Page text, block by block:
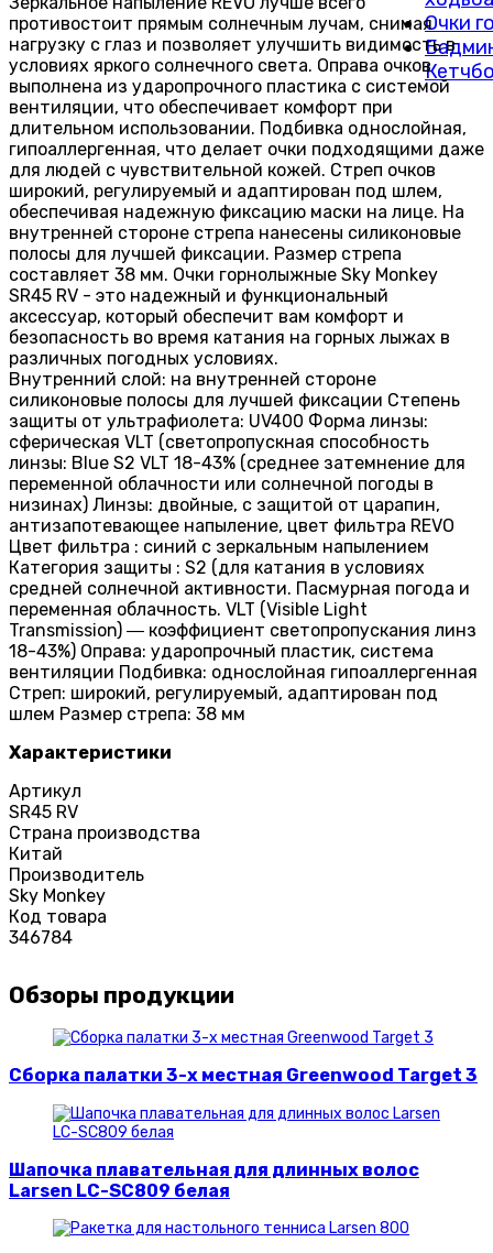
Очки
противостоит прямым солнечным лучам, снимая
нагрузку с глаз и позволяет улучшить видимость в
условиях яркого солнечного света. Оправа очков
выполнена из ударопрочного пластика с системой
вентиляции, что обеспечивает комфорт при
длительном использовании. Подбивка однослойная,
гипоаллергенная, что делает очки подходящими даже
для людей с чувствительной кожей. Стреп очков
широкий, регулируемый и адаптирован под шлем,
обеспечивая надежную фиксацию маски на лице. На
внутренней стороне стрепа нанесены силиконовые
полосы для лучшей фиксации. Размер стрепа
составляет 38 мм. Очки горнолыжные Sky Monkey
SR45 RV - это надежный и функциональный
аксессуар, который обеспечит вам комфорт и
безопасность во время катания на горных лыжах в
различных погодных условиях.
Внутренний слой: на внутренней стороне
силиконовые полосы для лучшей фиксации Степень
защиты от ультрафиолета: UV400 Форма линзы:
сферическая VLT (светопропускная способность
линзы: Blue S2 VLT 18-43% (среднее затемнение для
переменной облачности или солнечной погоды в
низинах) Линзы: двойные, с защитой от царапин,
антизапотевающее напыление, цвет фильтра REVO
Цвет фильтра : синий с зеркальным напылением
Категория защиты : S2 (для катания в условиях
средней солнечной активности. Пасмурная погода и
переменная облачность. VLT (Visible Light
Transmission) ― коэффициент светопропускания линз
18-43%) Оправа: ударопрочный пластик, система
вентиляции Подбивка: однослойная гипоаллергенная
Стреп: широкий, регулируемый, адаптирован под
шлем Размер стрепа: 38 мм
Характеристики
Артикул
SR45 RV
Страна производства
Китай
Производитель
Sky Monkey
Код товара
346784
Обзоры продукции
Сборка палатки 3-х местная Greenwood Target 3
Шапочка плавательная для длинных волос
Larsen LC-SC809 белая